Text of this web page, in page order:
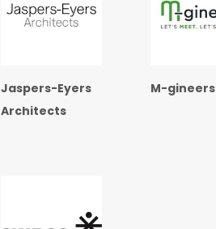
Jaspers-Eyers
Architects
M-gineers